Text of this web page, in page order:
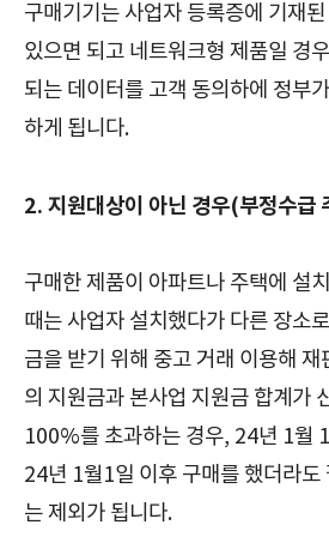
구매기기는 사업자 등록증에 기재
있으면 되고 네트워크형 제품일 경
되는 데이터를 고객 동의하에 정부
하게 됩니다.
2. 지원대상이 아닌 경우(부정수급
구매한 제품이 아파트나 주택에 설
때는 사업자 설치했다가 다른 장소
금을 받기 위해 중고 거래 이용해
의 지원금과 본사업 지원금 합계가
100%를 초과하는 경우, 24년 1월
24년 1월1일 이후 구매를 했더라도
는 제외가 됩니다.